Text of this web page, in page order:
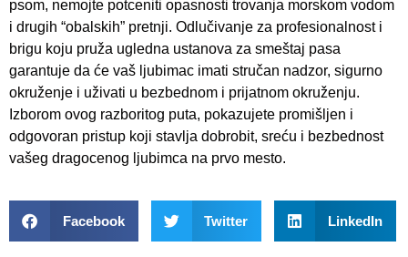
psom, nemojte potceniti opasnosti trovanja morskom vodom
i drugih “obalskih” pretnji. Odlučivanje za profesionalnost i
brigu koju pruža ugledna ustanova za smeštaj pasa
garantuje da će vaš ljubimac imati stručan nadzor, sigurno
okruženje i uživati u bezbednom i prijatnom okruženju.
Izborom ovog razboritog puta, pokazujete promišljen i
odgovoran pristup koji stavlja dobrobit, sreću i bezbednost
vašeg dragocenog ljubimca na prvo mesto.
Facebook Twitter LinkedIn